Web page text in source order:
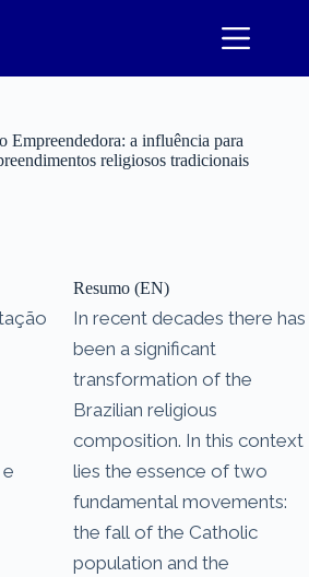
Empreendedora: a influência para
religiosos tradicionais
Resumo (EN)
In recent decades there has
been a significant
transformation of the
Brazilian religious
composition. In this context
lies the essence of two
fundamental movements:
the fall of the Catholic
population and the